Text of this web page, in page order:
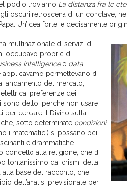
podio troviamo La distanza fra le
oscuri retroscena di un conclave, nel
Un’idea forte, e decisamente
multinazionale di servizi di
occupavo proprio di
intelligencee data
applicavamo permettevano di
andamento del mercato,
preferenze dei
sono detto, perché non usare
per cercare il Divino sulla
che, sotto determinate condizioni
i matematici) si possano poi
e drammatiche.
concetto alla religione, che di
lontanissimo dai crismi della
alla base del racconto, che
dell’analisi previsionale per